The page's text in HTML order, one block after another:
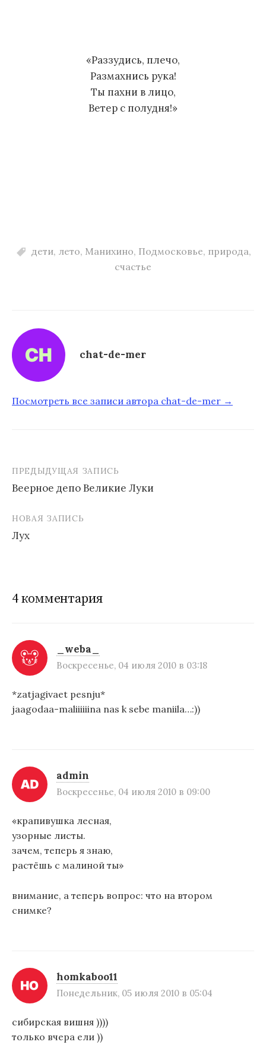
«Раззудись, плечо,
Размахнись рука!
Ты пахни в лицо,
Ветер с полудня!»
дети, лето, Манихино, Подмосковье, природа,
счастье
chat-de-mer
Посмотреть все записи автора chat-de-mer →
а
г
и
я
п
о
п
и
с
я
м
ПРЕДЫДУЩАЯ ЗАПИСЬ
Веерное депо Великие Луки
НОВАЯ ЗАПИСЬ
Лух
4 комментария
_weba_
Воскресенье, 04 июля 2010 в 03:18
*zatjagivaet pesnju*
jaagodaa-maliiiiiina nas k sebe maniila…:))
admin
Воскресенье, 04 июля 2010 в 09:00
«крапивушка лесная,
узорные листы.
зачем, теперь я знаю,
растёшь с малиной ты»
внимание, а теперь вопрос: что на втором
снимке?
homkaboo11
Понедельник, 05 июля 2010 в 05:04
сибирская вишня ))))
только вчера ели ))